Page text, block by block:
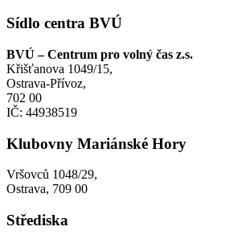
Sídlo centra BVÚ
BVÚ – Centrum pro volný čas z.s.
Křišťanova 1049/15,
Ostrava-Přívoz,
702 00
IČ: 44938519
Klubovny Mariánské Hory
Vršovců 1048/29,
Ostrava, 709 00
Střediska